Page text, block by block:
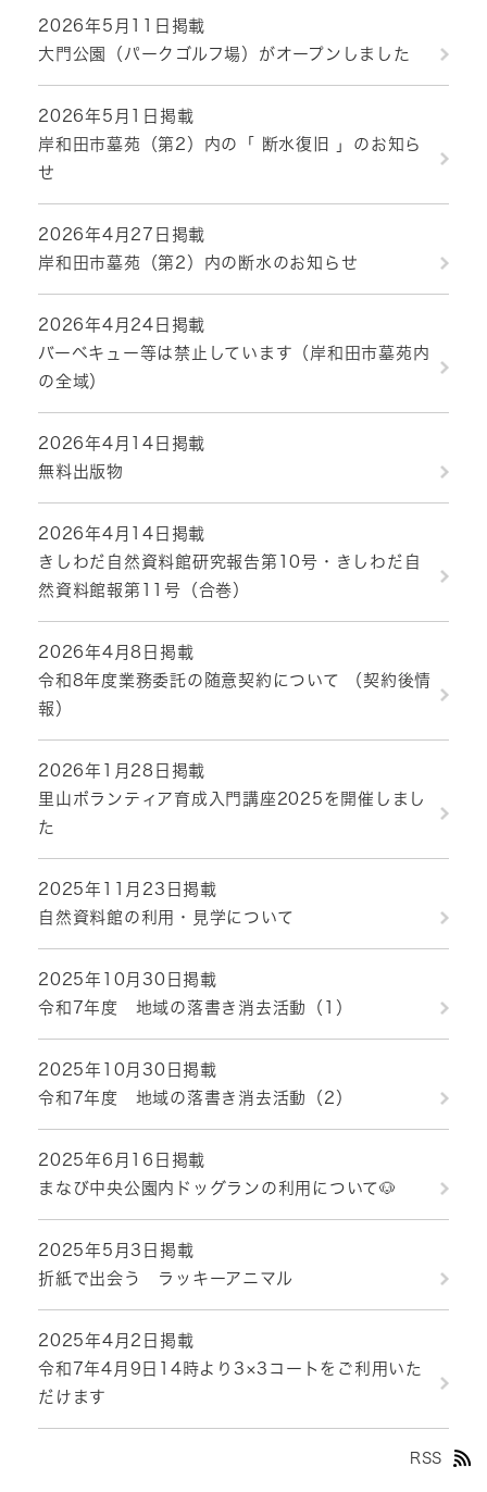
2026年5月11日掲載
大門公園（パークゴルフ場）がオープンしました
2026年5月1日掲載
岸和田市墓苑（第2）内の「 断水復旧 」のお知ら
せ
2026年4月27日掲載
岸和田市墓苑（第2）内の断水のお知らせ
2026年4月24日掲載
バーベキュー等は禁止しています（岸和田市墓苑内
の全域）
2026年4月14日掲載
無料出版物
2026年4月14日掲載
きしわだ自然資料館研究報告第10号・きしわだ自
然資料館報第11号（合巻）
2026年4月8日掲載
令和8年度業務委託の随意契約について （契約後情
報）
2026年1月28日掲載
里山ボランティア育成入門講座2025を開催しまし
た
2025年11月23日掲載
自然資料館の利用・見学について
2025年10月30日掲載
令和7年度 地域の落書き消去活動（1）
2025年10月30日掲載
令和7年度 地域の落書き消去活動（2）
2025年6月16日掲載
まなび中央公園内ドッグランの利用について🐶
2025年5月3日掲載
折紙で出会う ラッキーアニマル
2025年4月2日掲載
令和7年4月9日14時より3×3コートをご利用いた
だけます
RSS